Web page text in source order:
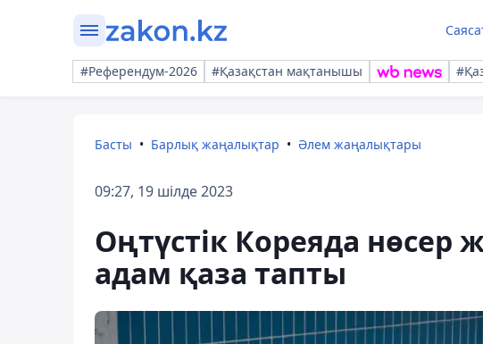
#Референдум-2026 #Қазақстан мақтанышы
Басты Барлық жаңалықтар Әлем жаңалықтары
09:27, 19 шілде 2023
Оңтүстік Кореяда нөсер
адам қаза тапты